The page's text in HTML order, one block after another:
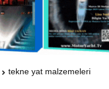
tekne yat malzemeleri